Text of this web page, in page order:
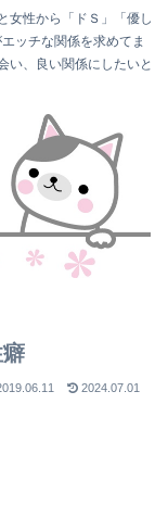
女性から「ドＳ」「優し
ッチな関係を求めてま
い、良い関係にしたいと
2024.07.01